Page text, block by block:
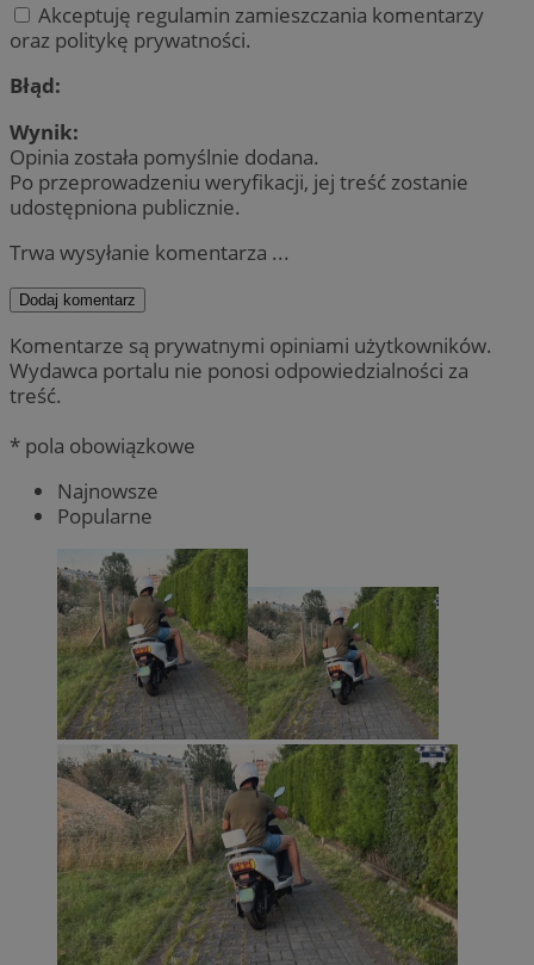
Akceptuję regulamin zamieszczania komentarzy
oraz politykę prywatności.
Błąd:
Wynik:
Opinia została pomyślnie dodana.
Po przeprowadzeniu weryfikacji, jej treść zostanie
udostępniona publicznie.
Trwa wysyłanie komentarza ...
Dodaj komentarz
Komentarze są prywatnymi opiniami użytkowników.
Wydawca portalu nie ponosi odpowiedzialności za
treść.
* pola obowiązkowe
Najnowsze
Popularne